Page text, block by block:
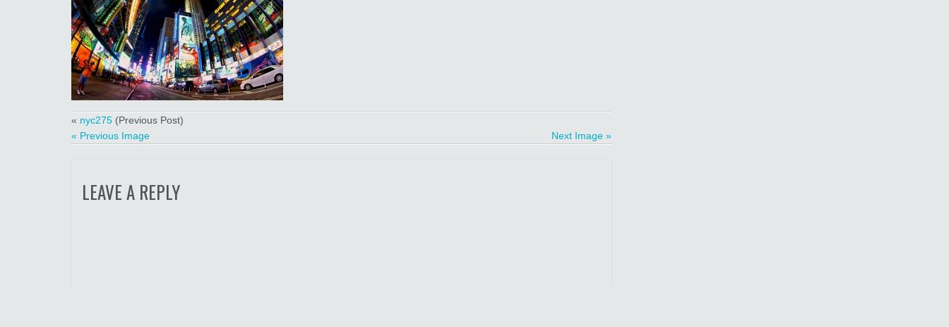
« nyc275(Previous Post)
« Previous Image
Next Image »
LEAVE A REPLY